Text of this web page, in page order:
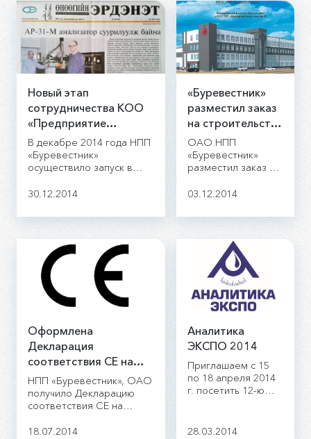
Новый этап
сотрудничества КОО
«Предприятие
ЭРДЭНЭТ» (г. Эрдэнэт,
Монголия) и НПП
«Буревестник», ОАО (г.
Россия).
В декабре 2014 года НПП
«Буревестник»
осуществило запуск в
эксплуатацию
комплекса на основе
анализатора АР-31-М.
30.12.2014
«Буревестник»
разместил заказ
на строительство
инновационного
центра в Особой
экономической
Петербурга.
ОАО НПП
«Буревестник»
разместил заказ на
инновационного
экономической
Петербурга.
03.12.2014
Оформлена
Декларация
соответствия CE на
спектрометр БРА-135F
НПП «Буревестник», ОАО
получило Декларацию
соответствия CE на
спектрометр БРА-135F.
18.07.2014
Аналитика
ЭКСПО 2014
Приглашаем с 15
по 18 апреля 2014
г. посетить 12-ю
ЭКСПО 2014.
28.03.2014